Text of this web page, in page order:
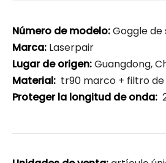
Número de modelo:Goggle de
Marca: Laserpair
Lugar de origen:Guangdong,
Material: tr90 marco + filtro de
Proteger la longitud de onda: